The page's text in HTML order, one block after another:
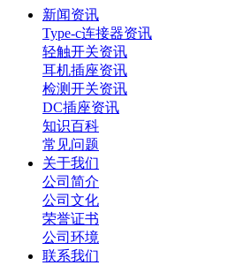
新闻资讯
Type-c连接器资讯
轻触开关资讯
耳机插座资讯
检测开关资讯
DC插座资讯
知识百科
常见问题
关于我们
公司简介
公司文化
荣誉证书
公司环境
联系我们